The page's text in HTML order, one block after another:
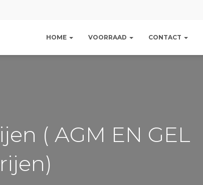
HOME VOORRAAD CONTACT
( AGM EN GEL